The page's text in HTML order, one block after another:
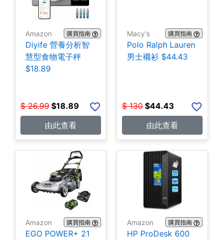
Amazon 購買指南
Diyife 營養分析智
慧型食物電子秤
$18.89
$ 26.99 $18.89
由此查看
Macy's 購買指南
Polo Ralph Lauren
男士襯衫 $44.43
$ 130 $44.43
由此查看
Amazon 購買指南
EGO POWER+ 21
Amazon 購買指南
HP ProDesk 600